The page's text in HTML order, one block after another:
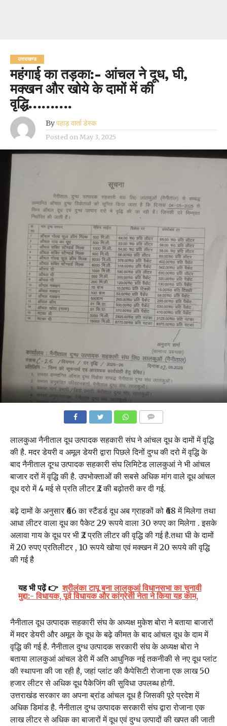
उत्तराखण्ड
महंगाई का तड़का:- आंचल ने दूध, घी,
मक्खन और खोये के दामों में की
वृद्धि……….
Byपहाड़ वार्ता डेस्क
Posted on May 3, 2025
लालकुआ नैनीताल दूध उत्पादक सहकारी संघ ने आंचल दूध के दामों में वृद्धि
की है. मदर डेयरी व अमूल डेयरी द्वारा पिछले दिनों दुग्ध की दरो में वृद्धि के
बाद नैनीताल दूग्ध उत्पादक सहकारी संघ लिमिटेड लालकुआं ने भी आंचल
बाजार दरों में वृद्धि की है. उपभोक्ताओं की सबसे अधिक मांग वाले दूध आंचल
दूध दरो में 4 मई से प्रति लीटर ₹2 की बढ़ोतरी कर दी गई.
बढ़े दामों के अनुसार ₹66 का स्टैंडर्ड दूध अब ग्राहकों को ₹68 में मिलेगा तथा
आधा लीटर वाला दूध का पैकेट 29 रूपये वाला 30 रुपए का मिलेगा . इसके
अलावा गाय के दूध पर भी ₹2 प्रति लीटर की वृद्धि की गई है.तथा घी के दामों
में 20 रुपए प्रतिलीटर , 10 रूपये खोया एवं मक्खन में 20 रूपये की वृद्धि
की गई है
यह भी पढ़ें 👉 श्रीलंका टापू बना लालकुआं विधानसभा का चुनावी
मुद्दा:- विधायक, पूर्व विधायक और कांग्रेसी नेता ने किया यह काम,
नैनीताल दूध उत्पादक सहकारी संघ के अध्यक्ष मुकेश बोरा ने बताया बाजारों
में मदर डेयरी और अमूल के दूध के बढ़े कीमत के बाद आंचल दूध के दाम में
वृद्धि की गई है. नैनीताल दुग्ध उत्पादक सरकारी संघ के अध्यक्ष बोरा ने
बताया लालकुआं आंचल डेरी में अति आधुनिक नई तकनीकी से नए दूध प्लांट
की स्थापना की जा रही है, जहां प्लांट की कैपेसिटी रोजाना एक लाख 50
हजार लीटर से अधिक दूध पैकेजिंग की सुविधा उपलब्ध होगी.
उत्तराखंड सरकार का अपना ब्रांड आंचल दूध है जिसकी पूरे प्रदेश में
अधिक डिमांड है. नैनीताल दुग्ध उत्पादक सरकारी संघ द्वारा रोजाना एक
लाख लीटर से अधिक का बाजारों में दूध एवं दुग्ध उत्पादों की खपत की जाती